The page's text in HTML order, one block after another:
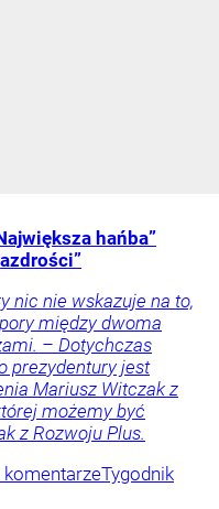
hańba”
nic nie wskazuje na to,
między dwoma
– Dotychczas
prezydentury jest
Mariusz Witczak z
możemy być
z Rozwoju Plus.
komentarzeTygodnik